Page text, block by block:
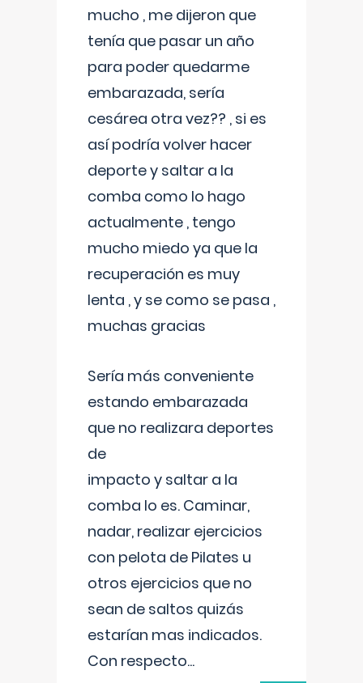
mucho , me dijeron que
tenía que pasar un año
para poder quedarme
embarazada, sería
cesárea otra vez?? , si es
así podría volver hacer
deporte y saltar a la
comba como lo hago
actualmente , tengo
mucho miedo ya que la
recuperación es muy
lenta , y se como se pasa ,
muchas gracias
Sería más conveniente
estando embarazada
que no realizara deportes
de
impacto y saltar a la
comba lo es. Caminar,
nadar, realizar ejercicios
con pelota de Pilates u
otros ejercicios que no
sean de saltos quizás
estarían mas indicados.
Con respecto...